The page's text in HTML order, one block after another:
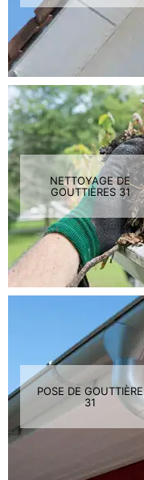
NETTOYAGE DE
GOUTTIÈRES 31
POSE DE GOUTTIÈRE
31